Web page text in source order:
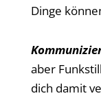
Dinge
aber
dich damit